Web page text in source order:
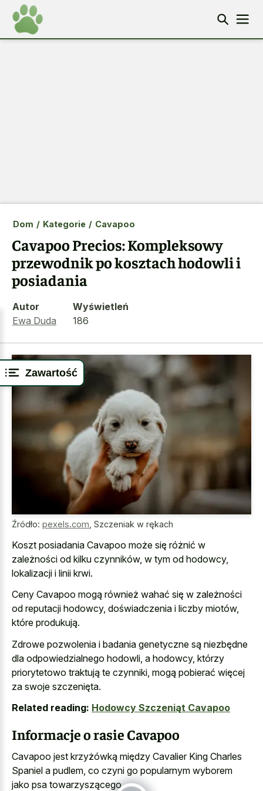
Zawartość
Dom / Kategorie / Cavapoo
Cavapoo Precios: Kompleksowy
przewodnik po kosztach hodowli i
posiadania
Autor
Ewa Duda
Wyświetleń
186
Źródło: pexels.com Szczeniak w rękach
Koszt posiadania Cavapoo może się różnić w
zależności od kilku czynników, w tym od hodowcy,
lokalizacji i linii krwi.
Ceny Cavapoo mogą również wahać się w zależności
od reputacji hodowcy, doświadczenia i liczby miotów,
które produkują.
Zdrowe pozwolenia i badania genetyczne są niezbędne
dla odpowiedzialnego hodowli, a hodowcy, którzy
priorytetowo traktują te czynniki, mogą pobierać więcej
za swoje szczenięta.
Related reading: Hodowcy Szczeniąt Cavapoo
Informacje o rasie Cavapoo
Cavapoo jest krzyżówką między Cavalier King Charles
Spaniel a pudlem, co czyni go popularnym wyborem
jako psa towarzyszącego.